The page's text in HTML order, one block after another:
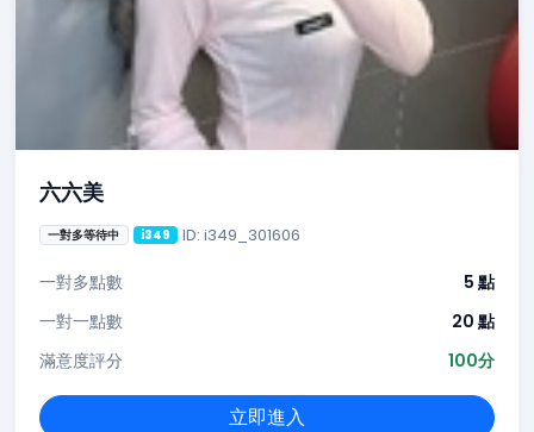
六六美
一對多等待中 i349 ID: i349_301606
一對多點數
5 點
一對一點數
20 點
滿意度評分
100分
立即進入